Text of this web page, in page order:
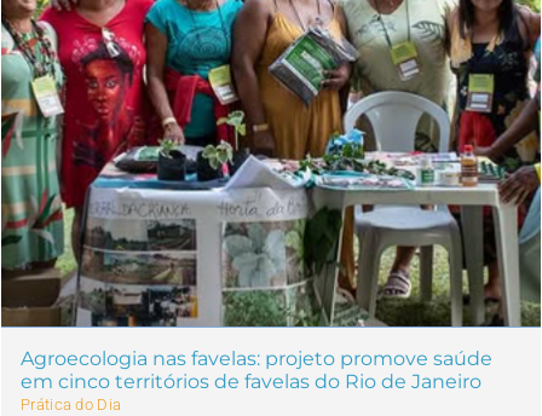
Agroecologia nas favelas: projeto promove saúde
em cinco territórios de favelas do Rio de Janeiro
Prática do Dia